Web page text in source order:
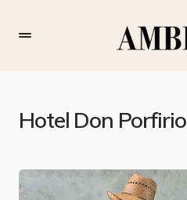
Hotel Don Porfirio